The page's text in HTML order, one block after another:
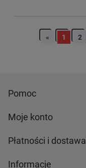
« 1 2
Pomoc
Moje konto
Płatności i dostawa
Informacje